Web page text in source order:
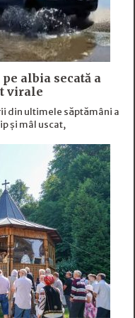
albia secată a
virale
din ultimele săptămâni a
și mâl uscat,